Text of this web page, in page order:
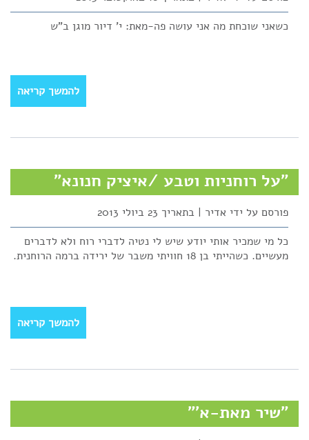
כשאני שוכחת מה אני עושה פה-מאת: י' דיור מוגן ב"ש
להמשך קריאה
"על רוחניות וטבע /איציק חנונא"
פורסם על ידי אדיר | בתאריך 23 ביולי 2013
כל מי שמכיר אותי יודע שיש לי נטיה לדברי רוח ולא לדברים
מעשיים. כשהייתי בן 18 חוויתי משבר של ירידה ברמה הרוחנית.
להמשך קריאה
"שיר מאת-א'"